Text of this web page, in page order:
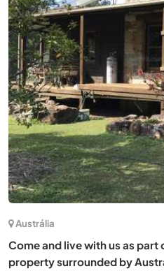
Austrália
Contribute to creating an
Australia